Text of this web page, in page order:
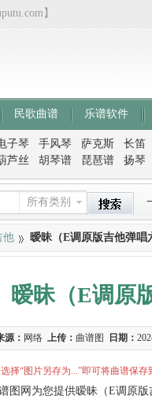
】
民歌曲谱 乐谱软件
子琴 手风琴 萨克斯
长笛
芦丝 胡琴谱 琵琶谱 扬琴
所有类别
他 暧昧（E调原版吉他弹唱
暧昧（E调原
源： 网络 上传： 曲谱图 日期：
择“图片另存为...”即可将曲谱保
图网为您提供暧昧（E调原